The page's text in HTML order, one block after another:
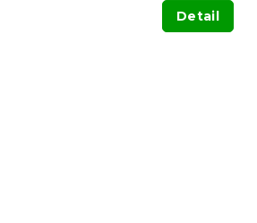
Detail